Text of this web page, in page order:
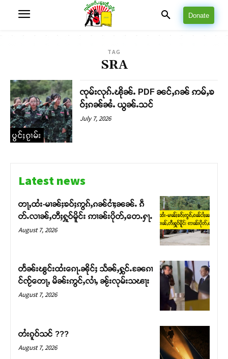
Donate
TAG
SRA
ပွင်ႈၵႂၢမ်း
ၸုမ်းလုၵ်ႉၽိုၼ်ႉ PDF ၼင်ႇၵၼ် ဢမ်ႇၶ
ဝ်ႈၵၼ်ၼႆႉ ယွၼ်ႉသင်
July 7, 2026
Latest news
တႃႇထႆး-မၢၼ်ႈၶဝ်ႈဢွၵ်ႇၵၼ်ငၢႆႈၼၼ်ႉ ၵဵ
တ်ႉလၢၼ်ႇတီႈႁူဝ်မိူင်း ဢၢၼ်းပိုတ်ႇတေႉႁႃႉ
August 7, 2026
တႅၼ်းၽွင်းထႆးၵေႃႉၼိုင်ႈ သႅၼ်ႇႁွင်ႉၼႄၵၢ
င်ၸႂ်တေႃႇ မိၼ်းဢွင်ႇလၢႆႇ ၼႂ်းလုမ်းသၽႃး
August 7, 2026
တႆးၵူဝ်သင် ???
August 7, 2026